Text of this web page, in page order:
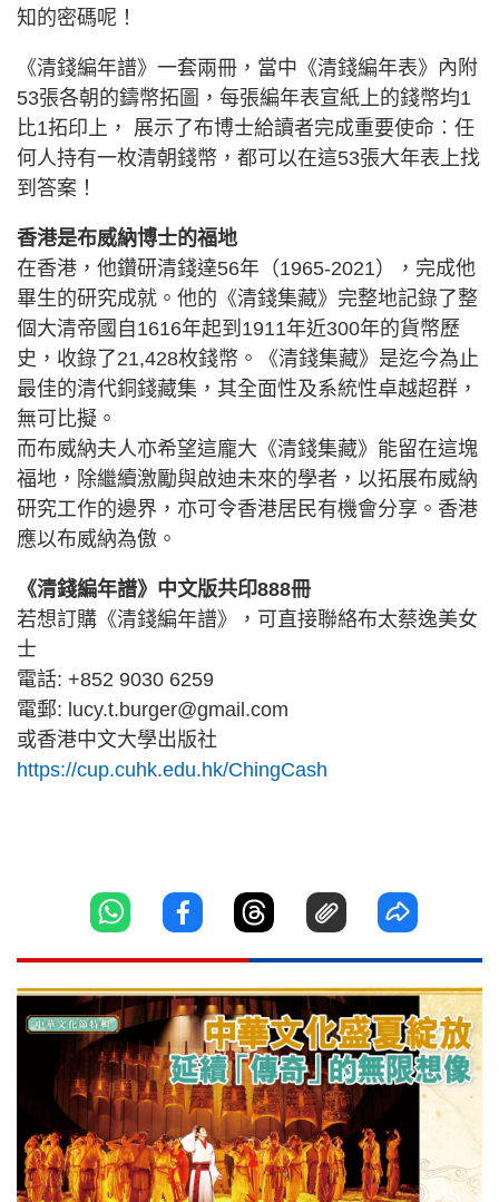
知的密碼呢！
《清錢編年譜》一套兩冊，當中《清錢編年表》內附
53張各朝的鑄幣拓圖，每張編年表宣紙上的錢幣均1
比1拓印上， 展示了布博士給讀者完成重要使命︰任
何人持有一枚清朝錢幣，都可以在這53張大年表上找
到答案！
香港是布威納博士的福地
在香港，他鑽研清錢達56年（1965-2021），完成他
畢生的研究成就。他的《清錢集藏》完整地記錄了整
個大清帝國自1616年起到1911年近300年的貨幣歷
史，收錄了21,428枚錢幣。《清錢集藏》是迄今為止
最佳的清代銅錢藏集，其全面性及系統性卓越超群，
無可比擬。
而布威納夫人亦希望這龐大《清錢集藏》能留在這塊
福地，除繼續激勵與啟迪未來的學者，以拓展布威納
研究工作的邊界，亦可令香港居民有機會分享。香港
應以布威納為傲。
《清錢編年譜》中文版共印888冊
若想訂購《清錢編年譜》，可直接聯絡布太蔡逸美女
士
電話: +852 9030 6259
電郵: lucy.t.burger@gmail.com
或香港中文大學出版社
https://cup.cuhk.edu.hk/ChingCash